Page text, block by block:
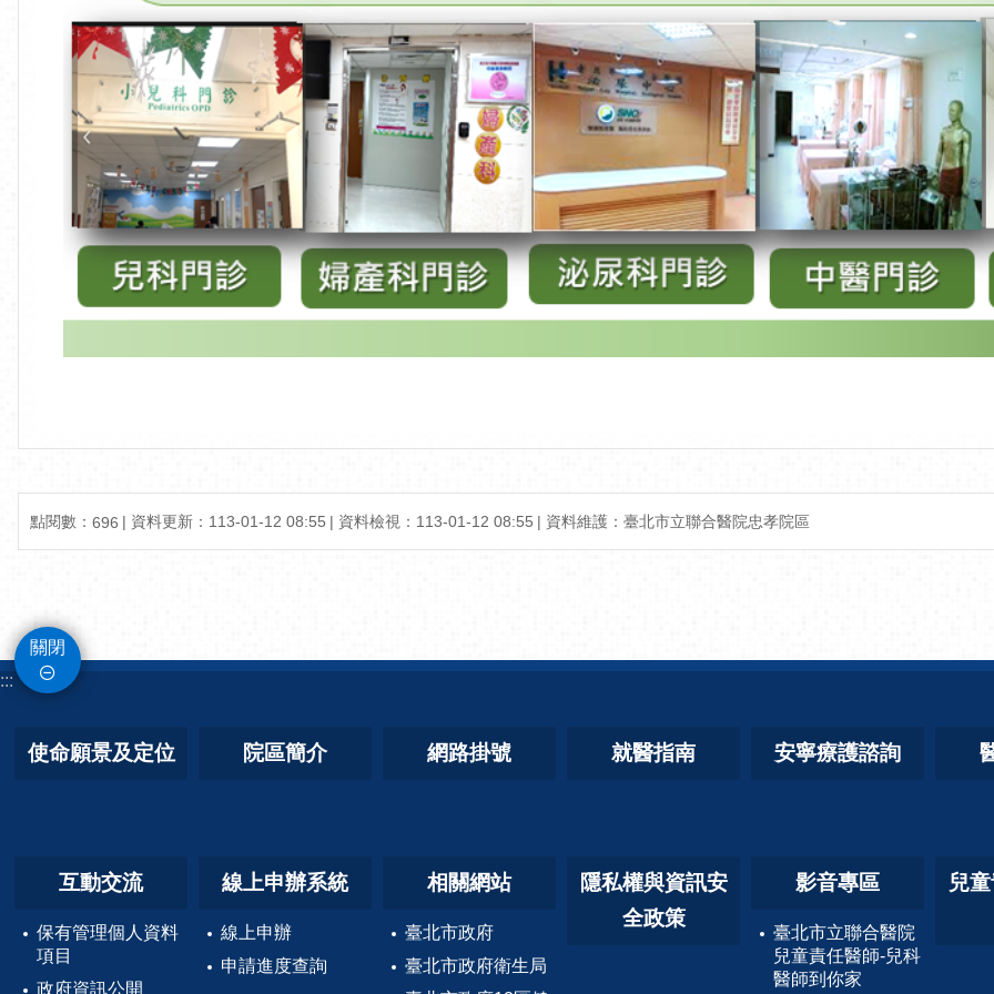
點閱數： 696 資料更新： 113-01-12 08:55 資料檢視： 113-01-12 08:55 資料維護： 臺北市立聯合醫院忠孝院區
關閉
:::
使命願景及定位 院區簡介 網路掛號 就醫指南 安寧療護諮詢
互動交流
保有管理個人資料
項目
政府資訊公開
線上申辦系統
線上申辦
申請進度查詢
相關網站
臺北市政府
臺北市政府衛生局
隱私權與資訊安
全政策
影音專區
臺北市立聯合醫院
兒童責任醫師-兒科
醫師到你家
兒